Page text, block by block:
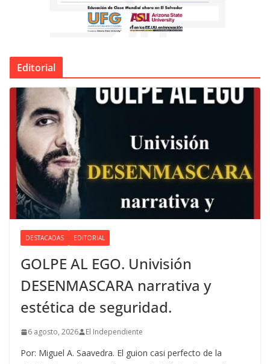
Editorial
DESTACADAS EDITORIAL
GOLPE AL EGO. Univisión
DESENMASCARA narrativa y
estética de seguridad.
6 agosto, 2026 El Independiente
Por: Miguel A. Saavedra. El guion casi perfecto de la